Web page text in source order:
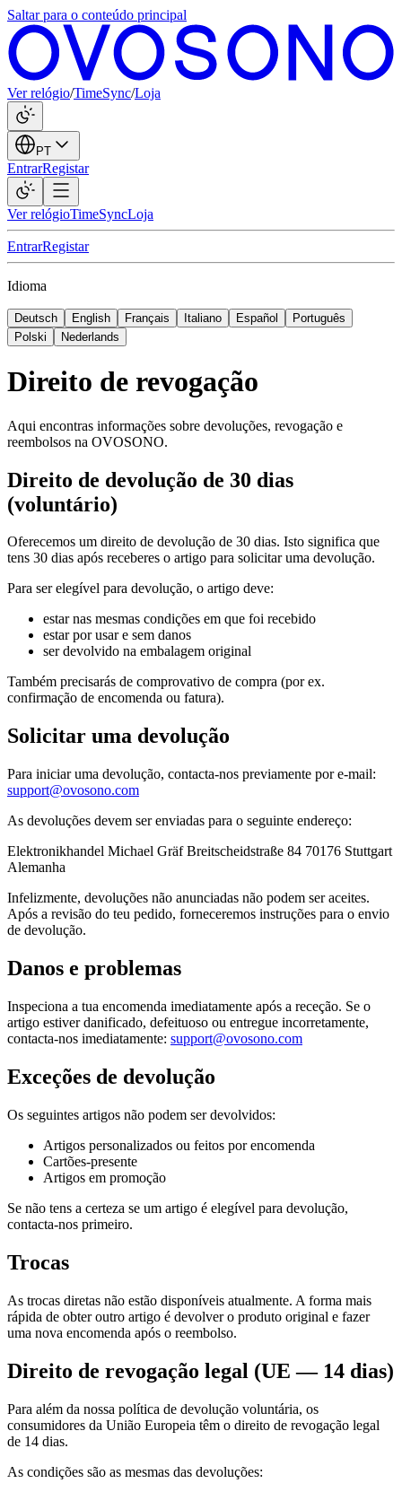
Saltar para o conteúdo principal
Ver relógio/TimeSync/Loja
PT
EntrarRegistar
Ver relógioTimeSyncLoja
EntrarRegistar
Idioma
Deutsch English Français Italiano Español
Português
Polski
Nederlands
Direito de revogação
Aqui encontras informações sobre devoluções, revogação e
reembolsos na OVOSONO.
Direito de devolução de 30 dias
(voluntário)
Oferecemos um direito de devolução de 30 dias. Isto significa que
tens 30 dias após receberes o artigo para solicitar uma devolução.
Para ser elegível para devolução, o artigo deve:
estar nas mesmas condições em que foi recebido
estar por usar e sem danos
ser devolvido na embalagem original
Também precisarás de comprovativo de compra (por ex.
confirmação de encomenda ou fatura).
Solicitar uma devolução
Para iniciar uma devolução, contacta-nos previamente por e-mail:
support@ovosono.com
As devoluções devem ser enviadas para o seguinte endereço:
Elektronikhandel Michael Gräf Breitscheidstraße 84 70176 Stuttgart
Alemanha
Infelizmente, devoluções não anunciadas não podem ser aceites.
Após a revisão do teu pedido, forneceremos instruções para o envio
de devolução.
Danos e problemas
Inspeciona a tua encomenda imediatamente após a receção. Se o
artigo estiver danificado, defeituoso ou entregue incorretamente,
contacta-nos imediatamente: support@ovosono.com
Exceções de devolução
Os seguintes artigos não podem ser devolvidos:
Artigos personalizados ou feitos por encomenda
Cartões-presente
Artigos em promoção
Se não tens a certeza se um artigo é elegível para devolução,
contacta-nos primeiro.
Trocas
As trocas diretas não estão disponíveis atualmente. A forma mais
rápida de obter outro artigo é devolver o produto original e fazer
uma nova encomenda após o reembolso.
Direito de revogação legal (UE — 14 dias)
Para além da nossa política de devolução voluntária, os
consumidores da União Europeia têm o direito de revogação legal
de 14 dias.
As condições são as mesmas das devoluções: